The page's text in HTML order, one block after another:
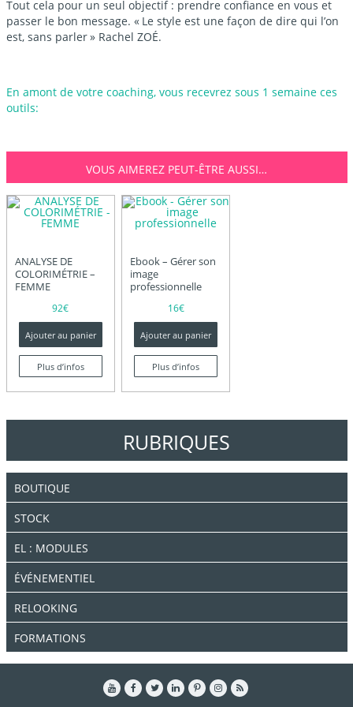
VOUS AIMEREZ PEUT-ÊTRE AUSSI…
ANALYSE DE
COLORIMÉTRIE –
FEMME
92€
Ajouter au panier
Plus d’infos
Ebook – Gérer son
image
professionnelle
16€
Ajouter au panier
Plus d’infos
Tout cela pour un seul objectif : prendre confiance en vous et
passer le bon message. « Le style est une façon de dire qui l’on
est, sans parler » Rachel ZOÉ.
En amont de votre coaching, vous recevrez sous 1 semaine ces
outils:
RUBRIQUES
BOUTIQUE
STOCK
EL : MODULES
ÉVÉNEMENTIEL
RELOOKING
FORMATIONS